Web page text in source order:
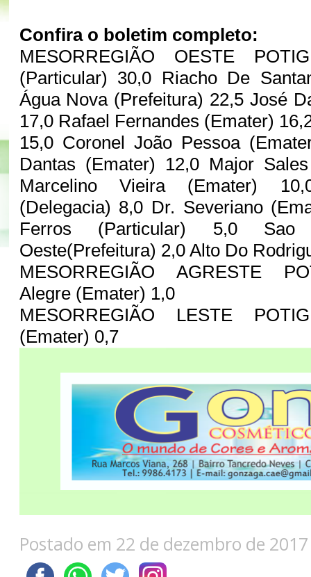
Confira o boletim completo:
MESORREGIÃO OESTE
(Particular) 30,0 Riacho De
Água Nova (Prefeitura) 22,5 José
17,0 Rafael Fernandes (Emater)
15,0 Coronel João Pessoa
Dantas (Emater) 12,0 Major
Marcelino Vieira (Emater)
(Delegacia) 8,0 Dr. Severiano
Ferros (Particular) 5,0 Sao
Oeste(Prefeitura) 2,0 Alto Do
MESORREGIÃO AGRESTE
Alegre (Emater) 1,0
MESORREGIÃO LESTE
(Emater) 0,7
Postado em 22 de dezembro de 2017